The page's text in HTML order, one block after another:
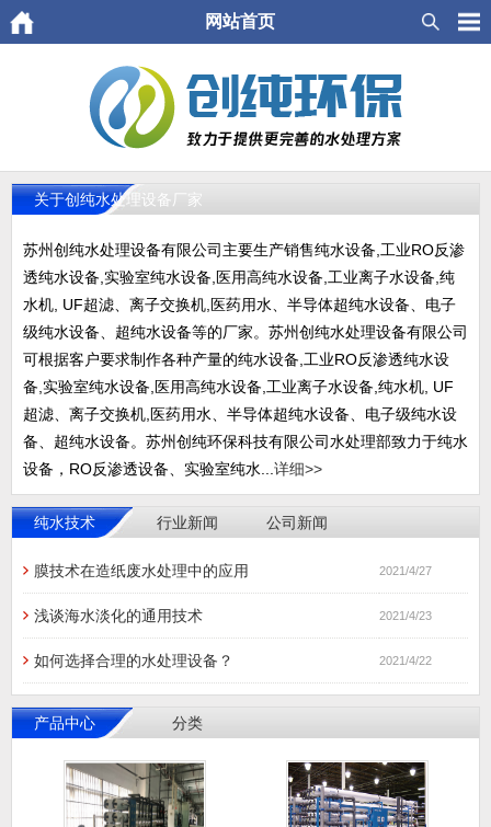
网站首页
关于创纯水处理设备厂家
苏州创纯水处理设备有限公司主要生产销售纯水设备,工业RO反渗
透纯水设备,实验室纯水设备,医用高纯水设备,工业离子水设备,纯
水机, UF超滤、离子交换机,医药用水、半导体超纯水设备、电子
级纯水设备、超纯水设备等的厂家。苏州创纯水处理设备有限公司
可根据客户要求制作各种产量的纯水设备,工业RO反渗透纯水设
备,实验室纯水设备,医用高纯水设备,工业离子水设备,纯水机, UF
超滤、离子交换机,医药用水、半导体超纯水设备、电子级纯水设
备、超纯水设备。苏州创纯环保科技有限公司水处理部致力于纯水
设备，RO反渗透设备、实验室纯水... 详细>>
纯水技术 行业新闻 公司新闻
膜技术在造纸废水处理中的应用 2021/4/27
浅谈海水淡化的通用技术 2021/4/23
如何选择合理的水处理设备？ 2021/4/22
产品中心 分类